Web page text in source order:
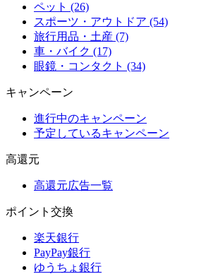
ペット (26)
スポーツ・アウトドア (54)
旅行用品・土産 (7)
車・バイク (17)
眼鏡・コンタクト (34)
キャンペーン
進行中のキャンペーン
予定しているキャンペーン
高還元
高還元広告一覧
ポイント交換
楽天銀行
PayPay銀行
ゆうちょ銀行